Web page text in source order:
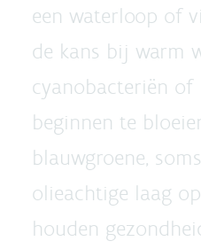
een waterloop of
de kans bij warm
cyanobacteriën of
beginnen te
blauwgroene,
olieachtige laag
houden